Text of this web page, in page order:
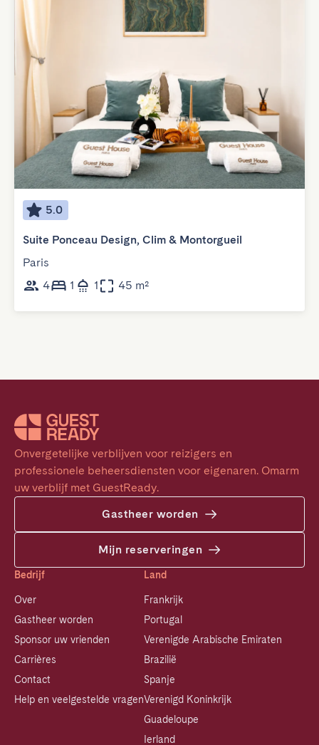
5.0
Suite Ponceau Design, Clim & Montorgueil
Paris
4
1 1 45 m²
Onvergetelijke verblijven voor reizigers en
professionele beheersdiensten voor eigenaren. Omarm
uw verblijf met GuestReady.
Gastheer worden
Mijn reserveringen
Bedrijf
Over
Gastheer worden
Sponsor uw vrienden
Carrières
Contact
Help en veelgestelde vragen
Land
Frankrijk
Portugal
Verenigde Arabische Emiraten
Brazilië
Spanje
Verenigd Koninkrijk
Guadeloupe
Ierland